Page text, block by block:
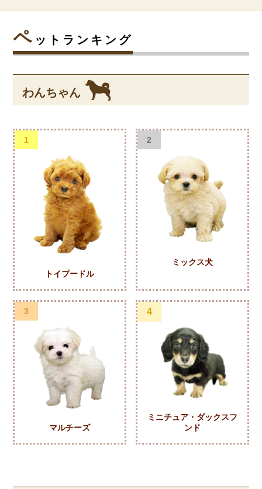
ペ ットランキング
わんちゃん
1
トイプードル
2
ミックス犬
3
マルチーズ
4
ミニチュア・ダックスフ
ンド